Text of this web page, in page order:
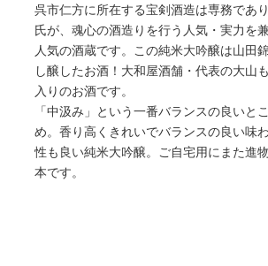
呉市仁方に所在する宝剣酒造は専務であ
氏が、魂心の酒造りを行う人気・実力を
人気の酒蔵です。この純米大吟醸は山田
し醸したお酒！大和屋酒舗・代表の大山
入りのお酒です。
「中汲み」という一番バランスの良いと
め。香り高くきれいでバランスの良い味
性も良い純米大吟醸。ご自宅用にまた進
本です。